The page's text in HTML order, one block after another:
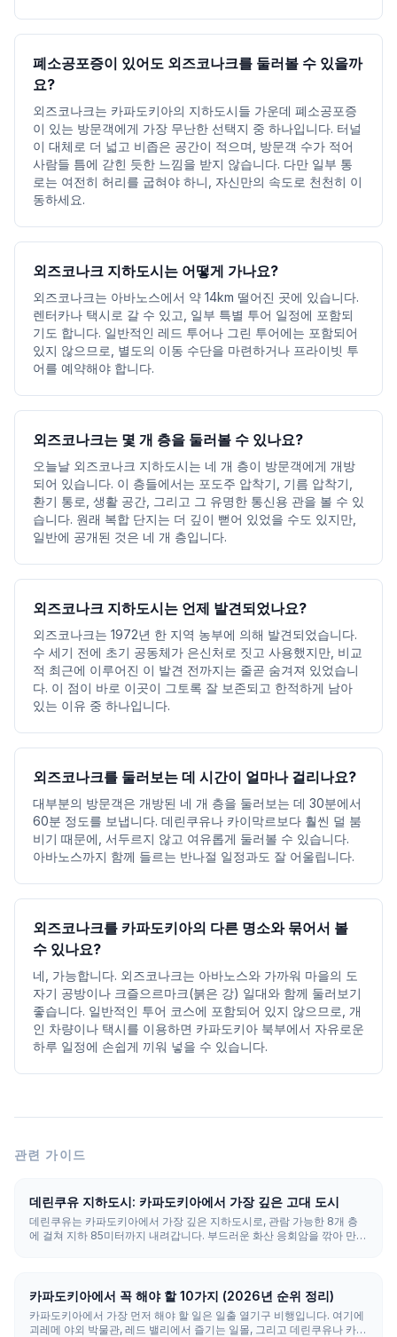
폐소공포증이 있어도 외즈코나크를 둘러볼 수 있을까
요?
외즈코나크는 카파도키아의 지하도시들 가운데 폐소공포증
이 있는 방문객에게 가장 무난한 선택지 중 하나입니다. 터널
이 대체로 더 넓고 비좁은 공간이 적으며, 방문객 수가 적어
사람들 틈에 갇힌 듯한 느낌을 받지 않습니다. 다만 일부 통
로는 여전히 허리를 굽혀야 하니, 자신만의 속도로 천천히 이
동하세요.
외즈코나크 지하도시는 어떻게 가나요?
외즈코나크는 아바노스에서 약 14km 떨어진 곳에 있습니다.
렌터카나 택시로 갈 수 있고, 일부 특별 투어 일정에 포함되
기도 합니다. 일반적인 레드 투어나 그린 투어에는 포함되어
있지 않으므로, 별도의 이동 수단을 마련하거나 프라이빗 투
어를 예약해야 합니다.
외즈코나크는 몇 개 층을 둘러볼 수 있나요?
오늘날 외즈코나크 지하도시는 네 개 층이 방문객에게 개방
되어 있습니다. 이 층들에서는 포도주 압착기, 기름 압착기,
환기 통로, 생활 공간, 그리고 그 유명한 통신용 관을 볼 수 있
습니다. 원래 복합 단지는 더 깊이 뻗어 있었을 수도 있지만,
일반에 공개된 것은 네 개 층입니다.
외즈코나크 지하도시는 언제 발견되었나요?
외즈코나크는 1972년 한 지역 농부에 의해 발견되었습니다.
수 세기 전에 초기 공동체가 은신처로 짓고 사용했지만, 비교
적 최근에 이루어진 이 발견 전까지는 줄곧 숨겨져 있었습니
다. 이 점이 바로 이곳이 그토록 잘 보존되고 한적하게 남아
있는 이유 중 하나입니다.
외즈코나크를 둘러보는 데 시간이 얼마나 걸리나요?
대부분의 방문객은 개방된 네 개 층을 둘러보는 데 30분에서
60분 정도를 보냅니다. 데린쿠유나 카이막르보다 훨씬 덜 붐
비기 때문에, 서두르지 않고 여유롭게 둘러볼 수 있습니다.
아바노스까지 함께 들르는 반나절 일정과도 잘 어울립니다.
외즈코나크를 카파도키아의 다른 명소와 묶어서 볼
수 있나요?
네, 가능합니다. 외즈코나크는 아바노스와 가까워 마을의 도
자기 공방이나 크즐으르마크(붉은 강) 일대와 함께 둘러보기
좋습니다. 일반적인 투어 코스에 포함되어 있지 않으므로, 개
인 차량이나 택시를 이용하면 카파도키아 북부에서 자유로운
하루 일정에 손쉽게 끼워 넣을 수 있습니다.
관련 가이드
데린쿠유 지하도시: 카파도키아에서 가장 깊은 고대 도시
데린쿠유는 카파도키아에서 가장 깊은 지하도시로, 관람 가능한 8개 층
에 걸쳐 지하 85미터까지 내려갑니다. 부드러운 화산 응회암을 깎아 만든
카파도키아에서 꼭 해야 할 10가지 (2026년 순위 정리)
카파도키아에서 가장 먼저 해야 할 일은 일출 열기구 비행입니다. 여기에
괴레메 야외 박물관, 레드 밸리에서 즐기는 일몰, 그리고 데린쿠유나 카이